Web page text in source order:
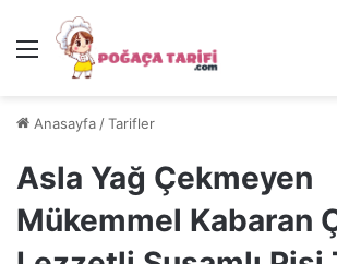
Menü
Anasayfa /Tarifler
Asla Yağ Çekmeyen
Mükemmel Kabaran